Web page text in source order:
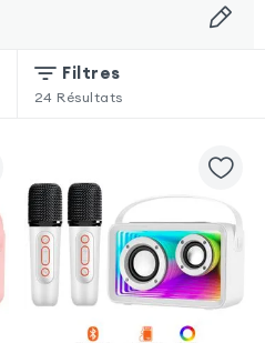
Filtres
24 Résultats